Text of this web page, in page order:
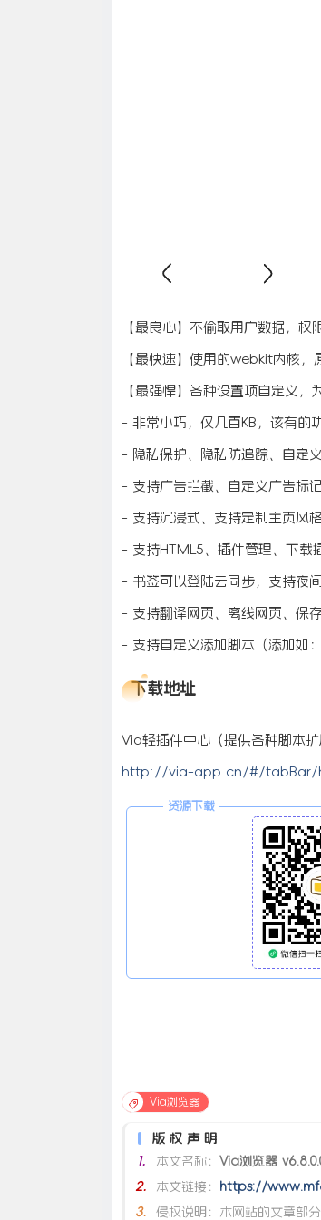
【最良心】不偷取用户数据，权
【最快速】使用的webkit内核，
【最强悍】各种设置项自定义，
- 非常小巧，仅几百KB，该有的
- 隐私保护、隐私防追踪、自定
- 支持广告拦截、自定义广告标
- 支持沉浸式、支持定制主页风
- 支持HTML5、插件管理、下载
- 书签可以登陆云同步，支持夜
- 支持翻译网页、离线网页、保
- 支持自定义添加脚本（添加如
下载地址
Via轻插件中心（提供各种脚本扩
http://via-app.cn/#/tabBar/
资源下载
Via浏览器
版权声明
1.
本文名称： Via浏览器
2.
本文链接：
https://
3.
侵权说明：本网站的文章部